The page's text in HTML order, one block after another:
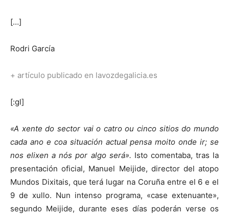
[…]
Rodri García
+ artículo publicado en lavozdegalicia.es
[:gl]
«A xente do sector vai o catro ou cinco sitios do mundo
cada ano e coa situación actual pensa moito onde ir; se
nos elixen a nós por algo será». Isto comentaba, tras la
presentación oficial, Manuel Meijide, director del atopo
Mundos Dixitais, que terá lugar na Coruña entre el 6 e el
9 de xullo. Nun intenso programa, «case extenuante»,
segundo Meijide, durante eses días poderán verse os